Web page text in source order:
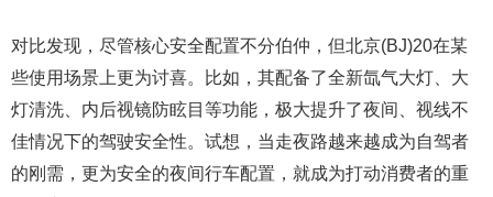
对比发现，尽管核心安全配置不分伯仲，但北京(BJ)20在某
些使用场景上更为讨喜。比如，其配备了全新氙气大灯、大
灯清洗、内后视镜防眩目等功能，极大提升了夜间、视线不
佳情况下的驾驶安全性。试想，当走夜路越来越成为自驾者
的刚需，更为安全的夜间行车配置，就成为打动消费者的重